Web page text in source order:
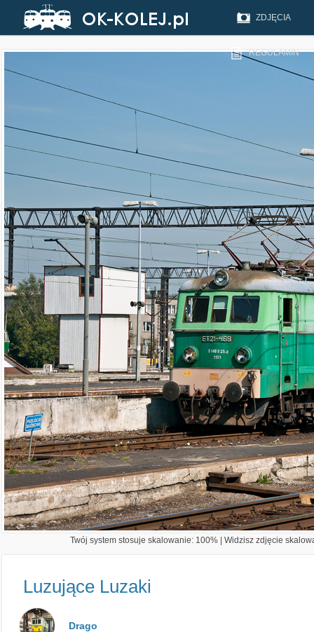
ZDJĘCIA
REGULAMIN
Twój system stosuje skalowanie: 100% | Widzisz zdjęcie
Luzujące Luzaki
Drago